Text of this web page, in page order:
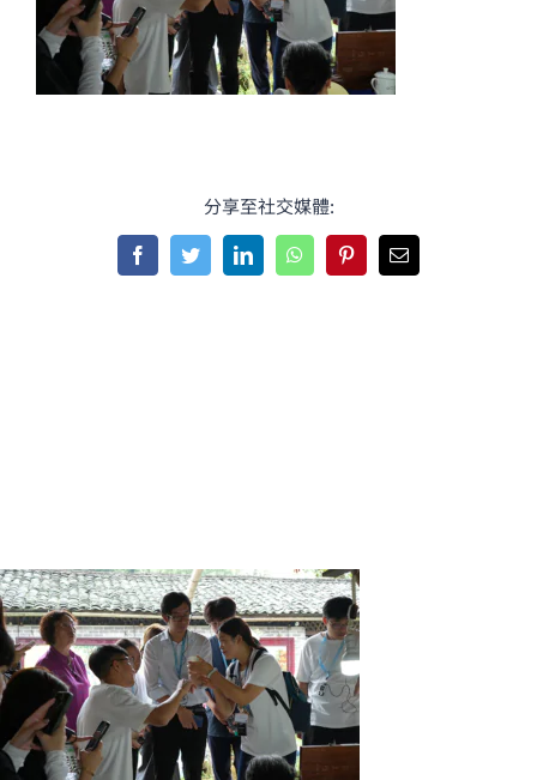
分享至社交媒體:
FacebookTwitterLinkedInWhatsAppPinterestEmail